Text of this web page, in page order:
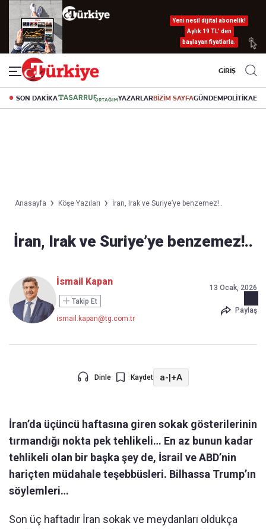
Yeni nesil dijital abonelik!
Aylık 19 TL’ den
başlayan fiyatlarla.
GİRİŞ
SON DAKİKA YAZARLARBİZİM SAYFAGÜNDEMPOLİTİKA
Anasayfa Köşe Yazıları İran, Irak ve Suriye’ye benzemez!..
İran, Irak ve Suriye’ye benzemez!..
İsmail Kapan
Takip Et
ismail.kapan@tg.com.tr
13 Ocak, 2026
Paylaş
Dinle Kaydet a-|+A
İran’da üçüncü haftasına giren sokak gösterilerinin
tırmandığı nokta pek tehlikeli… En az bunun kadar
tehlikeli olan bir başka şey de, İsrail ve ABD’nin
hariçten müdahale teşebbüsleri. Bilhassa Trump’ın
söylemleri…
Son üç haftadır İran sokak ve meydanları oldukça